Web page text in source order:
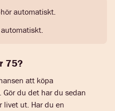
automatiskt.
75?
att köpa
. Gör du det har du sedan
livet ut. Har du en